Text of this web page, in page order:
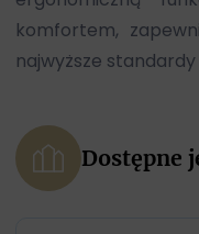
komfortem,
najwyższe standardy
Dostępne